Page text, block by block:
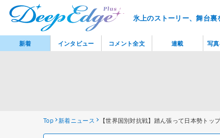
氷上のストーリー、舞台
Top 新着ニュース 【世界国別対抗戦】踏ん張って日本勢ト
新着 インタビュー コメント全文 連載 写